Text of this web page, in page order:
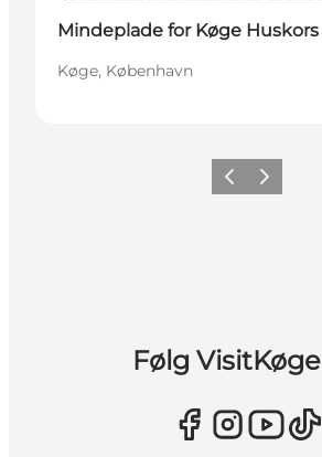
Mindeplade for Køge Huskors
Køge, København
Forrige billede
Næste
Følg